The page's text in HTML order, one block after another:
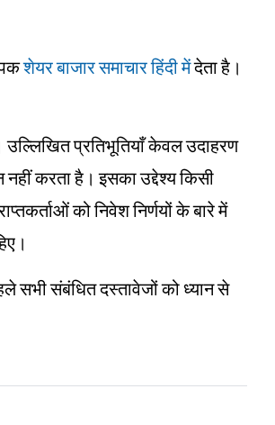
शेयर बाजार समाचार हिंदी मेंदेता है।
उल्लिखित प्रतिभूतियाँ केवल उदाहरण
करता है। इसका उद्देश्य किसी
को निवेश निर्णयों के बारे में
सभी संबंधित दस्तावेजों को ध्यान से